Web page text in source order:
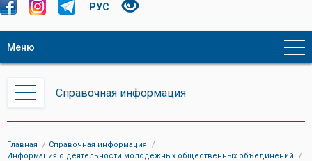
РУС
Меню
Справочная информация
Главная
Справочная информация
Информация о деятельности молодёжных общественных объединений